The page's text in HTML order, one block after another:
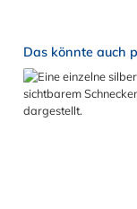
Produktgalerie
Das könnte auch